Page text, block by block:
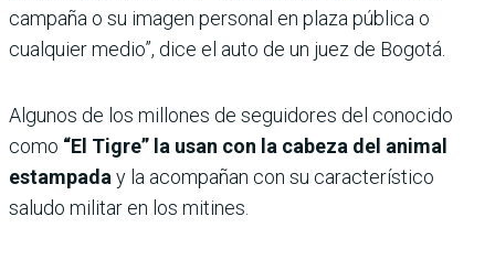
campaña o su imagen personal en plaza pública o
cualquier medio”, dice el auto de un juez de Bogotá.
Algunos de los millones de seguidores del conocido
como “El Tigre” la usan con la cabeza del animal
estampada y la acompañan con su característico
saludo militar en los mitines.